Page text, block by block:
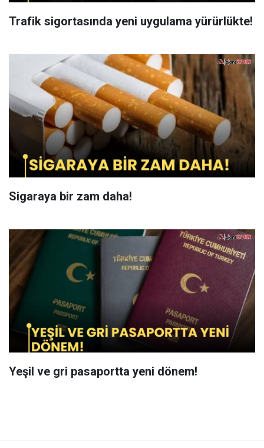
Trafik sigortasında yeni uygulama yürürlükte!
Sigaraya bir zam daha!
Yeşil ve gri pasaportta yeni dönem!